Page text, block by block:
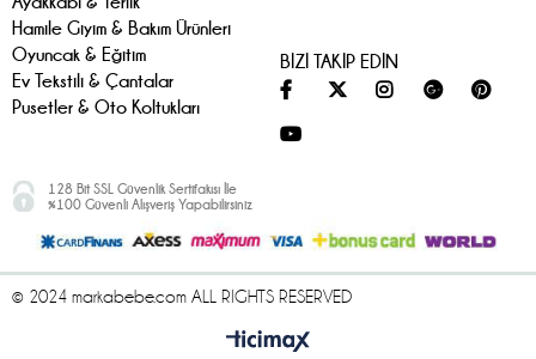
Hamile Giyim & Bakım Ürünleri
Oyuncak & Eğitim
Ev Tekstili & Çantalar
Pusetler & Oto Koltukları
BİZİ TAKİP EDİN
128 Bit SSL Güvenlik Sertifakısı İle
%100 Güvenli Alışveriş Yapabilirsiniz
© 2024 markabebe.com ALL RIGHTS RESERVED